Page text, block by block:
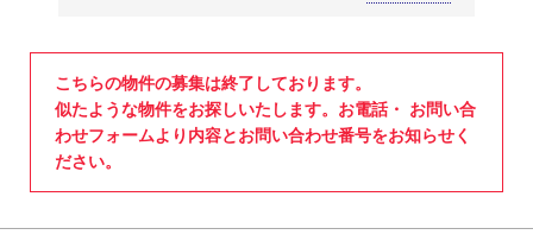
こちらの物件の募集は終了しております。
似たような物件をお探しいたします。お電話・ お問い合
わせフォームより内容とお問い合わせ番号をお知らせく
ださい。